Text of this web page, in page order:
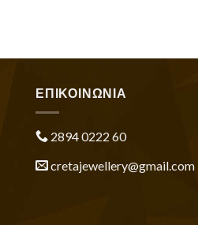
ΕΠΙΚΟΙΝΩΝΙΑ
2894 0222 60
cretajewellery@gmail.com